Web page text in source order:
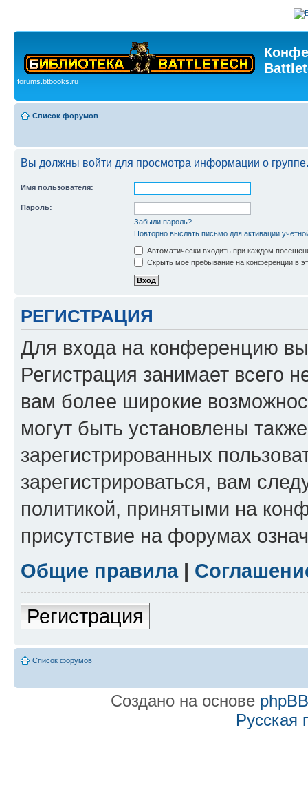
forums.btbooks.ru
Список форумов
Вы должны войти для просмотра информации о группе.
Имя пользователя:
Пароль:
Забыли пароль?
Повторно выслать письмо для активации
Автоматически входить при каждом
Скрыть моё пребывание на конференции в
РЕГИСТРАЦИЯ
Для входа на конференцию
Регистрация занимает всего
вам более широкие
могут быть установлены
зарегистрированных
зарегистрироваться, вам
политикой, принятыми на
присутствие на форумах
Общие правила|
Регистрация
Список форумов
Создано на основе phpBB
Русская